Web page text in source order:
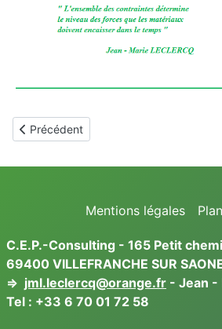
Article précédent : Concept C.E.P.
Précédent
Mentions légales
C.E.P.-Consulting - 165 Petit
69400 VILLEFRANCHE SUR
⇒ jml.leclercq@orange.fr - Jean -
Tel : +33 6 70 01 72 58